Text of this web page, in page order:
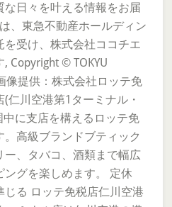
日々を叶える情報をお届
、東急不動産ホールディン
を受け、株式会社ココチエ
Copyright © TOKYU
像提供：株式会社ロッテ免
仁川空港第1ターミナル・
に支店を構えるロッテ免
高級ブランドブティック
、タバコ、酒類まで幅広
ングを楽しめます。 定休
じる ロッテ免税店仁川空港